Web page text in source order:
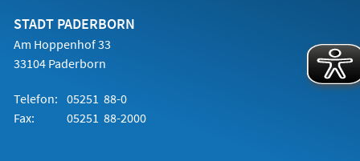
STADT PADERBORN
Am Hoppenhof 33
33104 Paderborn
Telefon: 05251 88-0
Fax:
05251 88-2000